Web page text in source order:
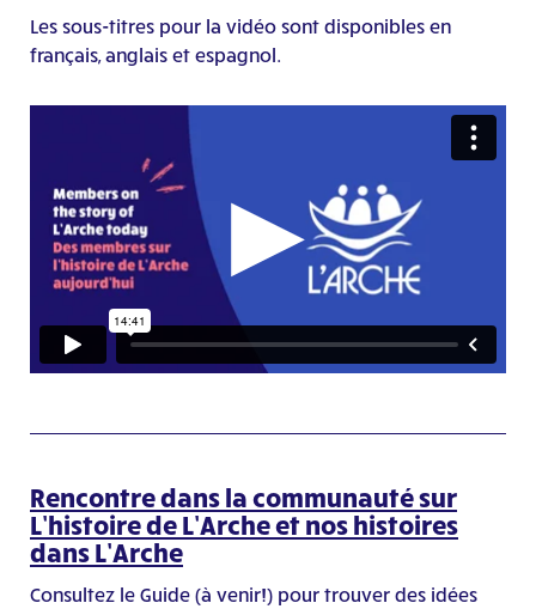
Les sous-titres pour la vidéo sont disponibles en
français, anglais et espagnol.
Rencontre dans la communauté sur
L’histoire de L’Arche et nos histoires
dans L’Arche
Consultez le Guide (à venir!) pour trouver des idées